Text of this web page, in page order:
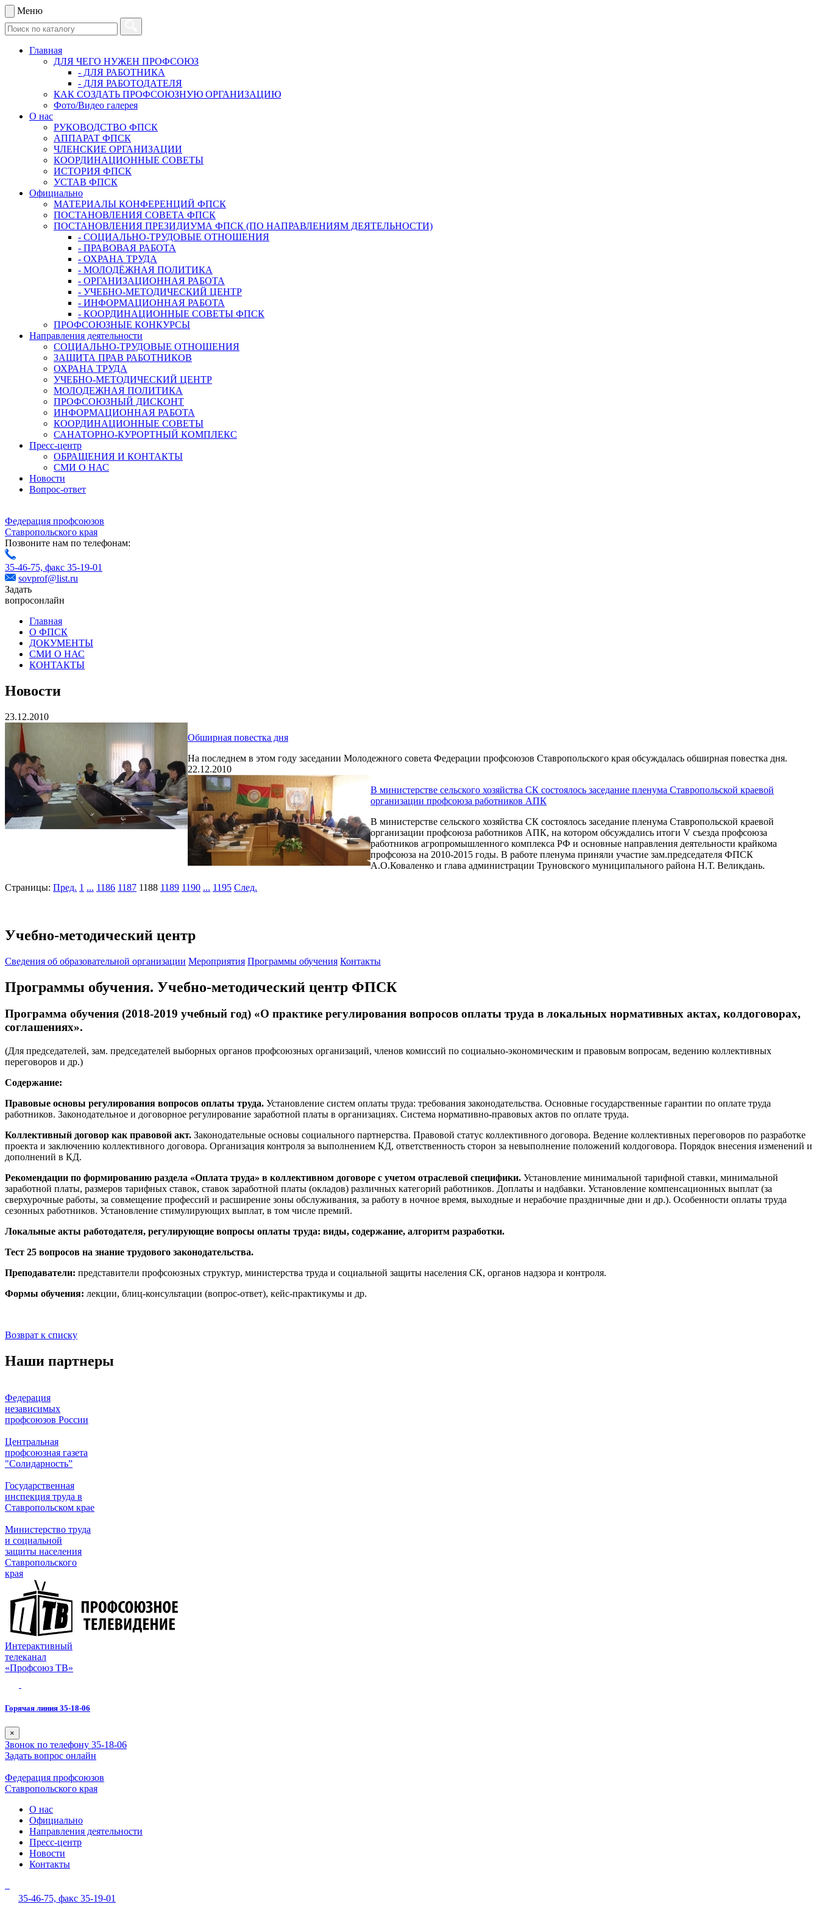
Меню
Главная
ДЛЯ ЧЕГО НУЖЕН ПРОФСОЮЗ
- ДЛЯ РАБОТНИКА
- ДЛЯ РАБОТОДАТЕЛЯ
КАК СОЗДАТЬ ПРОФСОЮЗНУЮ ОРГАНИЗАЦИЮ
Фото/Видео галерея
О нас
РУКОВОДСТВО ФПСК
АППАРАТ ФПСК
ЧЛЕНСКИЕ ОРГАНИЗАЦИИ
КООРДИНАЦИОННЫЕ СОВЕТЫ
ИСТОРИЯ ФПСК
УСТАВ ФПСК
Официально
МАТЕРИАЛЫ КОНФЕРЕНЦИЙ ФПСК
ПОСТАНОВЛЕНИЯ СОВЕТА ФПСК
ПОСТАНОВЛЕНИЯ ПРЕЗИДИУМА ФПСК (ПО НАПРАВЛЕНИЯМ ДЕЯТЕЛЬНОСТИ)
- СОЦИАЛЬНО-ТРУДОВЫЕ ОТНОШЕНИЯ
- ПРАВОВАЯ РАБОТА
- ОХРАНА ТРУДА
- МОЛОДЁЖНАЯ ПОЛИТИКА
- ОРГАНИЗАЦИОННАЯ РАБОТА
- УЧЕБНО-МЕТОДИЧЕСКИЙ ЦЕНТР
- ИНФОРМАЦИОННАЯ РАБОТА
- КООРДИНАЦИОННЫЕ СОВЕТЫ ФПСК
ПРОФСОЮЗНЫЕ КОНКУРСЫ
Направления деятельности
СОЦИАЛЬНО-ТРУДОВЫЕ ОТНОШЕНИЯ
ЗАЩИТА ПРАВ РАБОТНИКОВ
ОХРАНА ТРУДА
УЧЕБНО-МЕТОДИЧЕСКИЙ ЦЕНТР
МОЛОДЕЖНАЯ ПОЛИТИКА
ПРОФСОЮЗНЫЙ ДИСКОНТ
ИНФОРМАЦИОННАЯ РАБОТА
КООРДИНАЦИОННЫЕ СОВЕТЫ
САНАТОРНО-КУРОРТНЫЙ КОМПЛЕКС
Пресс-центр
ОБРАЩЕНИЯ И КОНТАКТЫ
СМИ О НАС
Новости
Вопрос-ответ
Федерация профсоюзов
Ставропольского края
Позвоните нам по телефонам:
35-46-75, факс 35-19-01
sovprof@list.ru
Задать
вопросонлайн
Главная
О ФПСК
ДОКУМЕНТЫ
СМИ О НАС
КОНТАКТЫ
Новости
23.12.2010
Обширная повестка дня
На последнем в этом году заседании Молодежного совета Федерации профсоюзов Ставропольского края обсуждалась обширная повестка дня.
22.12.2010
В министерстве сельского хозяйства СК состоялось заседание пленума Ставропольской краевой
организации профсоюза работников АПК
В министерстве сельского хозяйства СК состоялось заседание пленума Ставропольской краевой
организации профсоюза работников АПК, на котором обсуждались итоги V съезда профсоюза
работников агропромышленного комплекса РФ и основные направления деятельности крайкома
профсоюза на 2010-2015 годы. В работе пленума приняли участие зам.председателя ФПСК
А.О.Коваленко и глава администрации Труновского муниципального района Н.Т. Великдань.
Страницы: Пред. 1 ... 1186 1187 1188 1189 1190 ... 1195 След.
Учебно-методический центр
Cведения об образовательной организации Мероприятия Программы обучения Контакты
Программы обучения. Учебно-методический центр ФПСК
Программа обучения (2018-2019 учебный год) «О практике регулирования вопросов оплаты труда в локальных нормативных актах, колдоговорах,
соглашениях».
(Для председателей, зам. председателей выборных органов профсоюзных организаций, членов комиссий по социально-экономическим и правовым вопросам, ведению коллективных
переговоров и др.)
Содержание:
Правовые основы регулирования вопросов оплаты труда. Установление систем оплаты труда: требования законодательства. Основные государственные гарантии по оплате труда
работников. Законодательное и договорное регулирование заработной платы в организациях. Система нормативно-правовых актов по оплате труда.
Коллективный договор как правовой акт. Законодательные основы социального партнерства. Правовой статус коллективного договора. Ведение коллективных переговоров по разработке
проекта и заключению коллективного договора. Организация контроля за выполнением КД, ответственность сторон за невыполнение положений колдоговора. Порядок внесения изменений и
дополнений в КД.
Рекомендации по формированию раздела «Оплата труда» в коллективном договоре с учетом отраслевой специфики. Установление минимальной тарифной ставки, минимальной
заработной платы, размеров тарифных ставок, ставок заработной платы (окладов) различных категорий работников. Доплаты и надбавки. Установление компенсационных выплат (за
сверхурочные работы, за совмещение профессий и расширение зоны обслуживания, за работу в ночное время, выходные и нерабочие праздничные дни и др.). Особенности оплаты труда
сезонных работников. Установление стимулирующих выплат, в том числе премий.
Локальные акты работодателя, регулирующие вопросы оплаты труда: виды, содержание, алгоритм разработки.
Тест 25 вопросов на знание трудового законодательства.
Преподаватели: представители профсоюзных структур, министерства труда и социальной защиты населения СК, органов надзора и контроля.
Формы обучения: лекции, блиц-консультации (вопрос-ответ), кейс-практикумы и др.
Возврат к списку
Наши партнеры
Федерация
независимых
профсоюзов России
Центральная
профсоюзная газета
"Солидарность”
Государственная
инспекция труда в
Ставропольском крае
Министерство труда
и социальной
защиты населения
Ставропольского
края
Интерактивный
телеканал
«Профсоюз ТВ»
Горячая линия 35-18-06
×
Звонок по телефону 35-18-06
Задать вопрос онлайн
Федерация профсоюзов
Ставропольского края
О нас
Официально
Направления деятельности
Пресс-центр
Новости
Контакты
35-46-75, факс 35-19-01